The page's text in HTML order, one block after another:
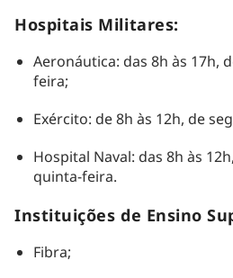
Hospitais Militares:
Aeronáutica: das 8h às 17h,
feira;
Exército: de 8h às 12h, de
Hospital Naval: das 8h às
quinta-feira.
Instituições de Ensino
Fibra;